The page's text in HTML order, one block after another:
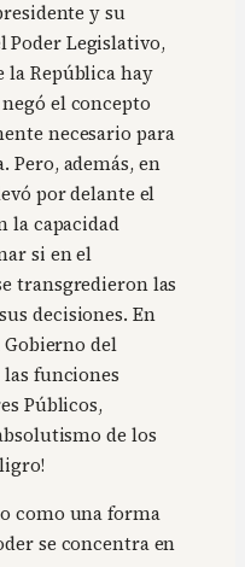
y su
Poder Legislativo,
la República hay
el concepto
necesario para
Pero, además, en
por delante el
la capacidad
si en el
transgredieron las
decisiones. En
Gobierno del
funciones
Públicos,
de los
como una forma
se concentra en